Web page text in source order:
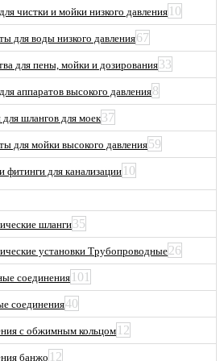
чистки и мойки низкого давления 10
для воды низкого давления67
для пены, мойки и дозирования33
аппаратов высокого давления8
шлангов для моек37
для мойки высокого давления59
фитинги для канализации 10
шланги35
установки Трубопроводные26
соединения 101
соединения40
с обжимным кольцом 12
банжо 12